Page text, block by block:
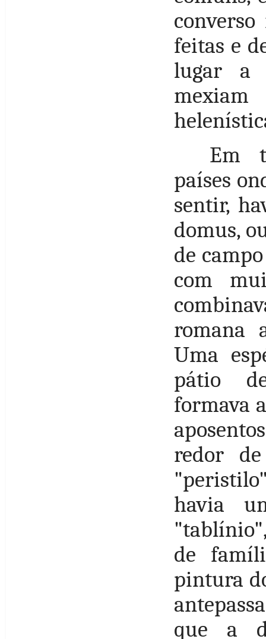
feitas e
lugar a
Em
países
sentir,
domus,
de
com
romana
Uma
pátio
formava
redor
havia
de
pintura
que a